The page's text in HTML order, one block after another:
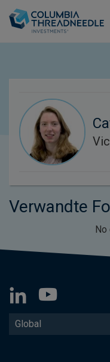
Verwandte
Global